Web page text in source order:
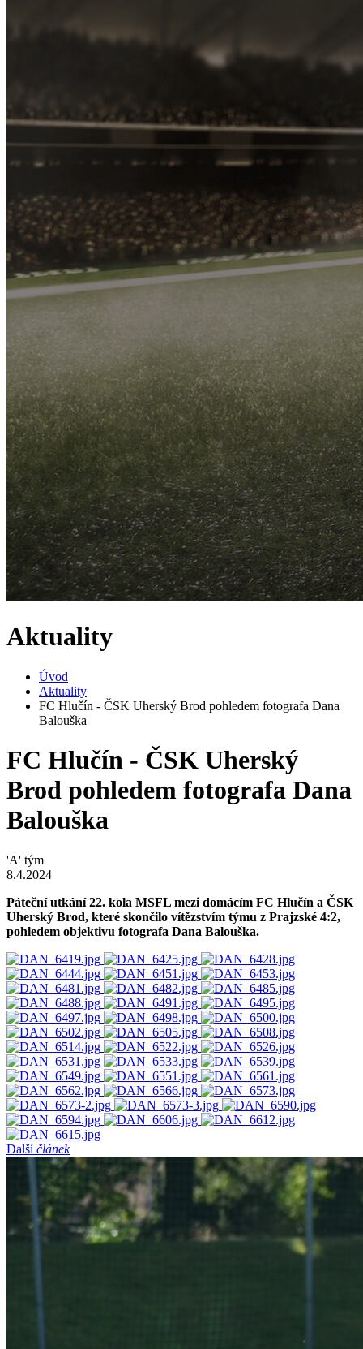
Aktuality
Úvod
Aktuality
FC Hlučín - ČSK Uherský Brod pohledem fotografa Dana
Balouška
FC Hlučín - ČSK Uherský
Brod pohledem fotografa Dana
Balouška
'A' tým
8.4.2024
Páteční utkání 22. kola MSFL mezi domácím FC Hlučín a ČSK
Uherský Brod, které skončilo vítězstvím týmu z Prajzské 4:2,
pohledem objektivu fotografa Dana Balouška.
Dalšíčlánek